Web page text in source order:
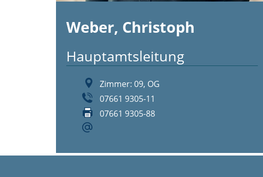
Weber, Christoph
Hauptamtsleitung
Zimmer: 09, OG
07661 9305-11
07661 9305-88